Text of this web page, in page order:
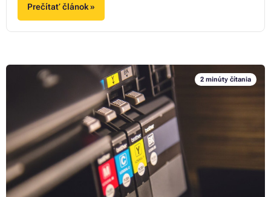
Prečítať článok »
2 minúty čítania